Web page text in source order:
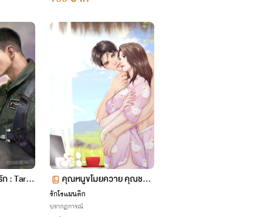
: Targe
คุณหนูขโมยควาย คุณชาย
ขโมยเป็ด
รักโรแมนติก
ปรากฏการณ์